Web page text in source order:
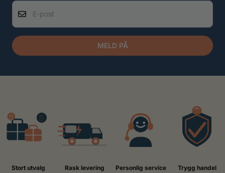
E-post
MELD PÅ
Stort utvalg Rask levering Personlig service Trygg handel